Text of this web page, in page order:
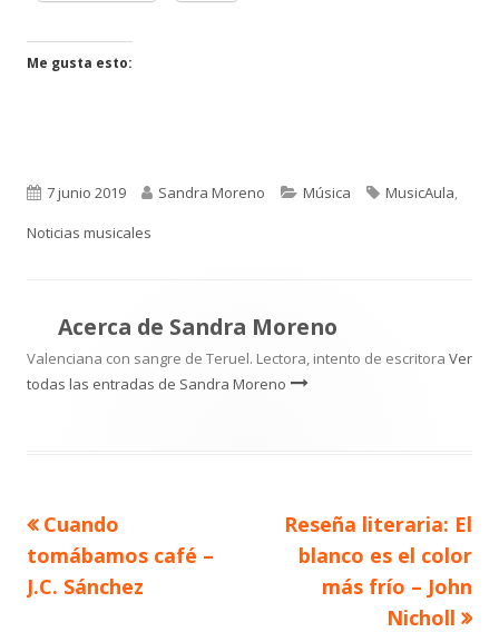
en
en
Me gusta esto:
Publicado
el
7 junio 2019 Autor
Sandra Moreno Categorías
Música Etiquetas
MusicAula,
Noticias musicales
Acerca de Sandra Moreno
Valenciana con sangre de Teruel. Lectora, intento de escritora Ver
todas las entradas de Sandra Moreno
Navegación
de
Artículo
anterior
Cuando
tomábamos café –
J.C. Sánchez
Artículo
siguiente
Reseña literaria: El
blanco es el color
más frío – John
Nicholl